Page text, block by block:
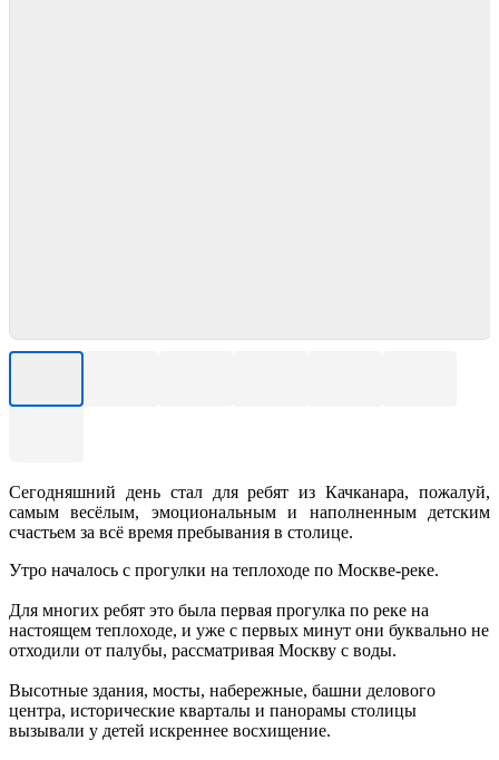
Сегодняшний день стал для ребят из Качканара, пожалуй,
самым весёлым, эмоциональным и наполненным детским
счастьем за всё время пребывания в столице.
Утро началось с прогулки на теплоходе по Москве-реке.
Для многих ребят это была первая прогулка по реке на
настоящем теплоходе, и уже с первых минут они буквально не
отходили от палубы, рассматривая Москву с воды.
Высотные здания, мосты, набережные, башни делового
центра, исторические кварталы и панорамы столицы
вызывали у детей искреннее восхищение.